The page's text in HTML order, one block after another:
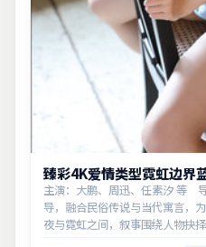
臻彩4K爱情类型霓虹边界
主演：大鹏、周迅、任素汐 等
导，融合民俗传说与当代寓言，
夜与霓虹之间，叙事围绕人物抉